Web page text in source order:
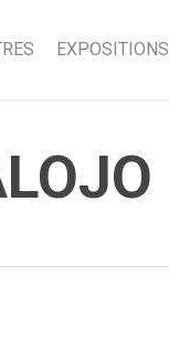
EXPOSITIONS